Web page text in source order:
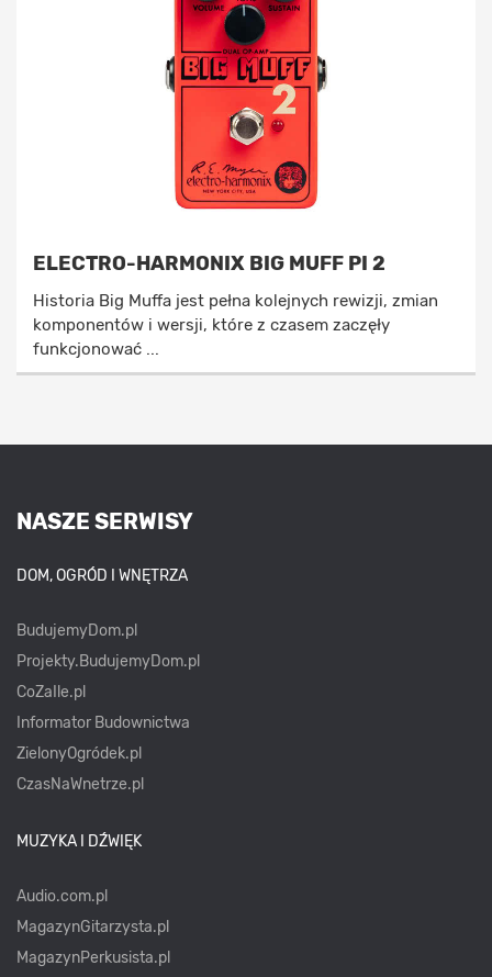
ELECTRO-HARMONIX BIG MUFF PI 2
Historia Big Muffa jest pełna kolejnych rewizji, zmian
komponentów i wersji, które z czasem zaczęły
funkcjonować ...
NASZE SERWISY
DOM, OGRÓD I WNĘTRZA
BudujemyDom.pl
Projekty.BudujemyDom.pl
CoZaIle.pl
Informator Budownictwa
ZielonyOgródek.pl
CzasNaWnetrze.pl
MUZYKA I DŹWIĘK
Audio.com.pl
MagazynGitarzysta.pl
MagazynPerkusista.pl